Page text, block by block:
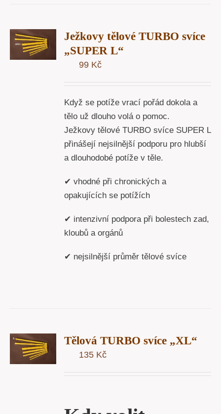
Ježkovy tělové TURBO svíce
„SUPER L“
99 Kč
Když se potíže vrací pořád dokola a
tělo už dlouho volá o pomoc.
Ježkovy tělové TURBO svíce SUPER L
přinášejí nejsilnější podporu pro hlubší
a dlouhodobé potíže v těle.
✔ vhodné při chronických a
opakujících se potížích
✔ intenzivní podpora při bolestech zad,
kloubů a orgánů
✔ nejsilnější průměr tělové svíce
Tělová TURBO svíce „XL“
135 Kč